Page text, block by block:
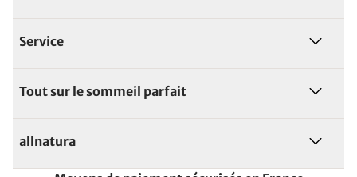
Service
Tout sur le sommeil parfait
allnatura